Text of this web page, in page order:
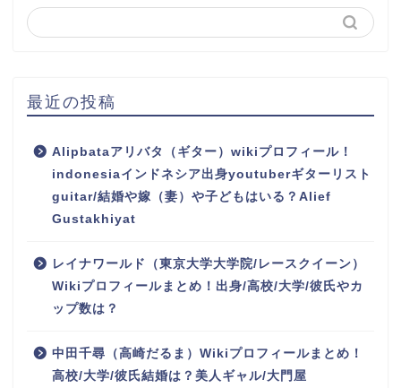
最近の投稿
Alipbataアリバタ（ギター）wikiプロフィール！
indonesiaインドネシア出身youtuberギターリスト
guitar/結婚や嫁（妻）や子どもはいる？Alief
Gustakhiyat
レイナワールド（東京大学大学院/レースクイーン）
Wikiプロフィールまとめ！出身/高校/大学/彼氏やカ
ップ数は？
中田千尋（高崎だるま）Wikiプロフィールまとめ！
高校/大学/彼氏結婚は？美人ギャル/大門屋